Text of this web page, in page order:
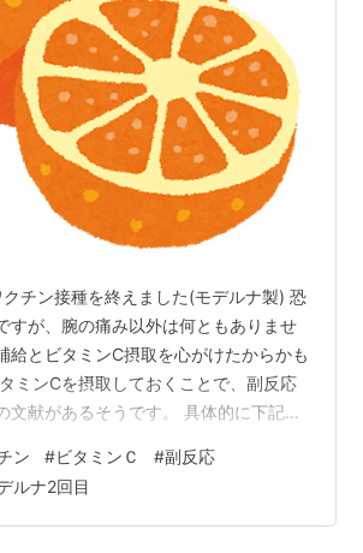
チン接種を終えました(モデルナ製) 恐
すが、腕の痛み以外は何ともありませ
給とビタミンC摂取を心がけたからかも
ミンCを摂取しておくことで、副反応
文献があるそうです。 具体的に下記の
クチン接種前夜 ・キレートレモン1本
ン接種2時間前 ・キレートレモン1本
ん1個 (35mg) ・カゴメ 野菜生活100
ン #ビタミンＣ #副反応
ルナ2回目